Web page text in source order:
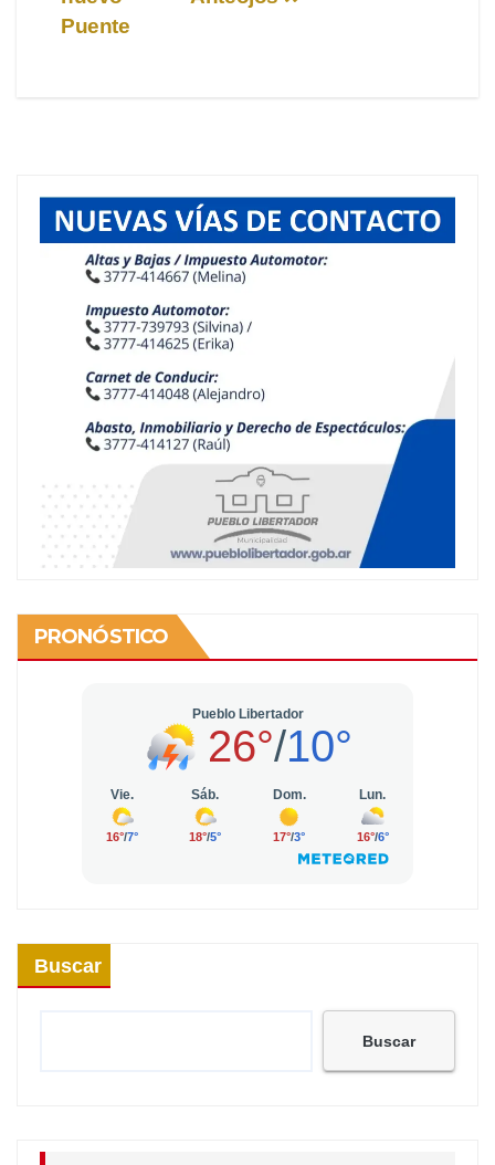
Puente
PRONÓSTICO
Buscar
Buscar